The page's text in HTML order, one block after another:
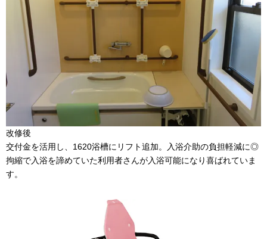
改修後
交付金を活用し、1620浴槽にリフト追加。入浴介助の負担軽減に◎
拘縮で入浴を諦めていた利用者さんが入浴可能になり喜ばれていま
す。